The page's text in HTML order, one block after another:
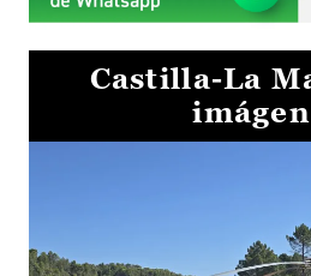
Castilla-La